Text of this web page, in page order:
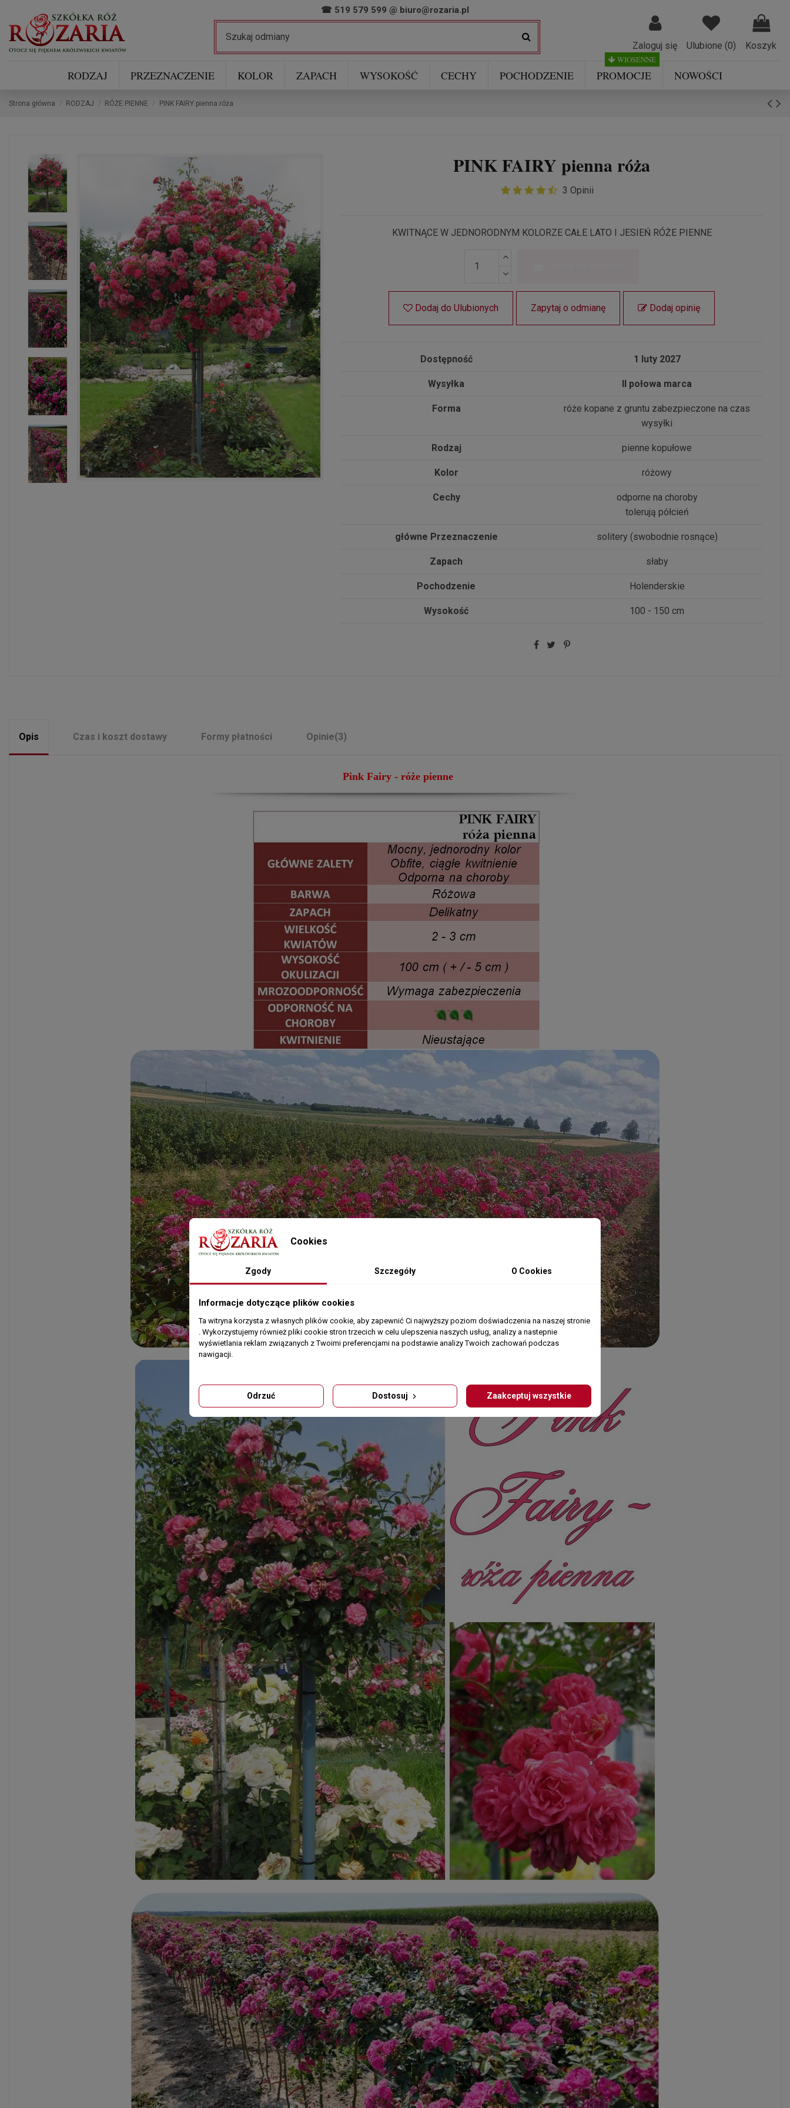
☎ 519 579 599 @ biuro@rozaria.pl
Zaloguj się Ulubione (0) Koszyk
RODZAJ PRZEZNACZENIE KOLOR ZAPACH WYSOKOŚĆ CECHY POCHODZENIE PROMOCJE
WIOSENNE
NOWOŚCI
Strona główna RODZAJ RÓŻE PIENNE PINK FAIRY pienna róża
PINK FAIRY pienna róża
3 Opinii
KWITNĄCE W JEDNORODNYM KOLORZE CAŁE LATO I JESIEŃ RÓŻE PIENNE
Dodaj do Ulubionych Zapytaj o odmianę Dodaj opinię
Dostępność 1 luty 2027
Wysyłka II połowa marca
Forma
róże kopane z gruntu zabezpieczone na czas
wysyłki
Rodzaj pienne kopułowe
Kolor różowy
Cechy
odporne na choroby
tolerują półcień
główne Przeznaczenie solitery (swobodnie rosnące)
Zapach słaby
Pochodzenie Holenderskie
Wysokość 100 - 150 cm
Opis Czas i koszt dostawy Formy płatności Opinie(3)
Pink Fairy - róże pienne
Cookies
Zgody Szczegóły O Cookies
Informacje dotyczące plików cookies
Ta witryna korzysta z własnych plików cookie, aby zapewnić Ci najwyższy poziom doświadczenia na naszej stronie
. Wykorzystujemy również pliki cookie stron trzecich w celu ulepszenia naszych usług, analizy a nastepnie
wyświetlania reklam związanych z Twoimi preferencjami na podstawie analizy Twoich zachowań podczas
nawigacji.
Odrzuć Dostosuj Zaakceptuj wszystkie